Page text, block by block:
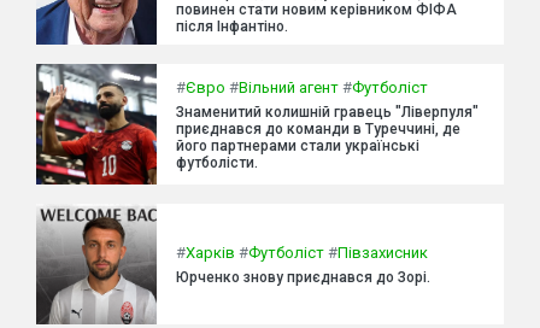
повинен стати новим керівником ФІФА
після Інфантіно.
#Євро #Вільний агент #Футболіст
Знаменитий колишній гравець "Ліверпуля"
приєднався до команди в Туреччині, де
його партнерами стали українські
футболісти.
#Харків #Футболіст #Півзахисник
Юрченко знову приєднався до Зорі.